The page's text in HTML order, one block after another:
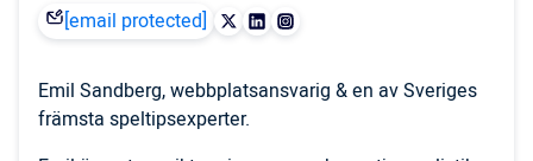
[email protected]
Emil Sandberg, webbplatsansvarig & en av Sveriges
främsta speltipsexperter.